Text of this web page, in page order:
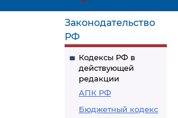
Законодательство
РФ
Кодексы РФ в
действующей
редакции
АПК РФ
Бюджетный кодекс